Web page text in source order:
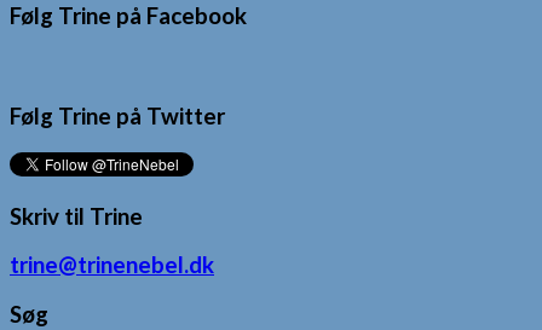
Følg Trine på Facebook
Følg Trine på Twitter
Skriv til Trine
trine@trinenebel.dk
Søg